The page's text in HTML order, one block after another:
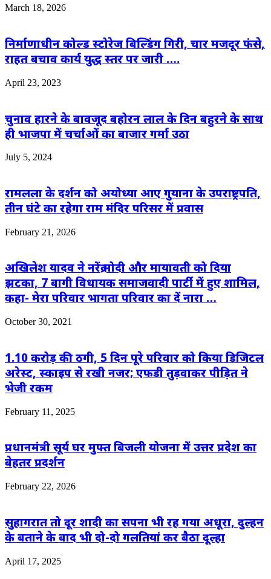
March 18, 2026
निर्माणाधीन कोल्ड स्टोरेज बिल्डिंग गिरी, चार मजदूर फंसे,
राहत बचाव कार्य युद्ध स्तर पर जारी ….
April 23, 2023
चुनाव हारने के बावजूद बहोरन लाल के दिन बहुरने के साथ
ही भाजपा में चर्चाओं का बाजार गर्मा उठा
July 5, 2024
रामलला के दर्शन को अयोध्या आए गुयाना के उपराष्ट्रपति,
तीन घंटे का रहेगा राम मंदिर परिसर में प्रवास
February 21, 2026
अखिलेश यादव ने नरेंद्र मोदी और मायावती को दिया
झटका, 7 बागी विधायक समाजवादी पार्टी में हुए शामिल,
कहा- मेरा परिवार भागता परिवार का दें नारा …
October 30, 2021
1.10 करोड़ की ठगी, 5 दिन पूरे परिवार को किया डिजिटल
अरेस्ट, स्काइप से रखी नजर; एफडी तुड़वाकर पीड़ित ने
भेजी रकम
February 11, 2025
प्रधानमंत्री सूर्य घर मुफ्त बिजली योजना में उत्तर प्रदेश का
बेहतर प्रदर्शन
February 22, 2026
सुहागरात तो दूर शादी का सपना भी रह गया अधूरा, दुल्हन
के बताने के बाद भी दो-दो गलतियां कर बैठा दूल्हा
April 17, 2025